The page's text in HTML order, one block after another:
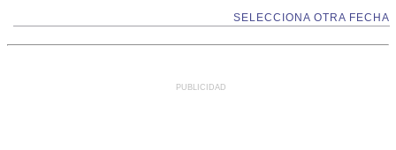
SELECCIONA OTRA FECHA
PUBLICIDAD